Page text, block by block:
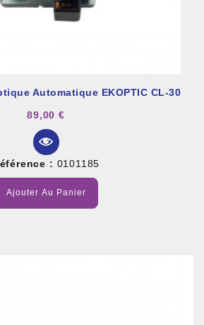
Automatique EKOPTIC CL-30
89,00 €
: 0101185
Ajouter Au Panier